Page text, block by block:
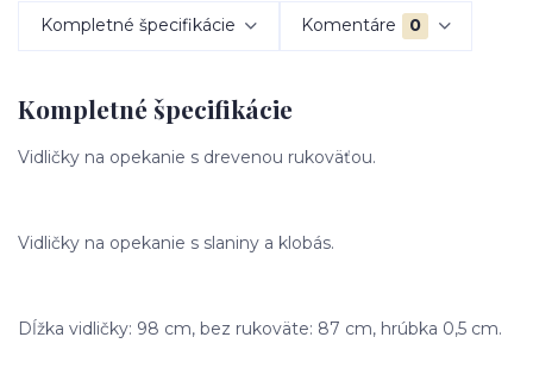
Kompletné špecifikácie Komentáre 0
Kompletné špecifikácie
Vidličky na opekanie s drevenou rukoväťou.
Vidličky na opekanie s slaniny a klobás.
Dĺžka vidličky: 98 cm, bez rukoväte: 87 cm, hrúbka 0,5 cm.